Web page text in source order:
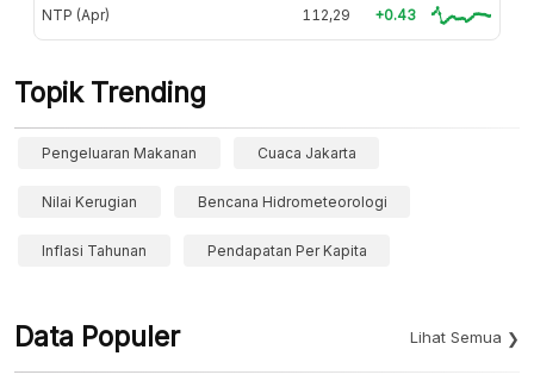
NTP (Apr) 112,29 +0.43
Topik Trending
Pengeluaran Makanan Cuaca Jakarta
Nilai Kerugian Bencana Hidrometeorologi
Inflasi Tahunan Pendapatan Per Kapita
Data Populer Lihat Semua